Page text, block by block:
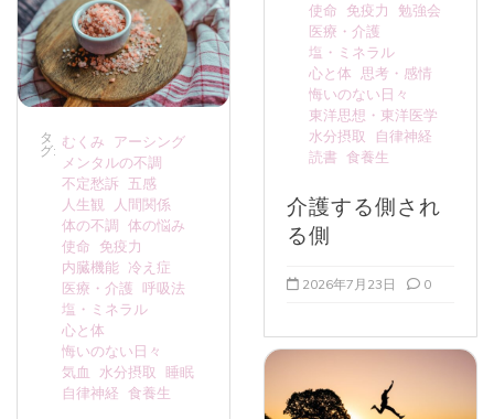
タ
グ:
むくみ
アーシング
メンタルの不調
不定愁訴
五感
人生観
人間関係
体の不調 体の悩み
使命
免疫力
内臓機能 冷え症
医療・介護 呼吸法
塩・ミネラル
心と体
悔いのない日々
気血
水分摂取
睡眠
自律神経 食養生
使命
免疫力
勉強会
医療・介護
塩・ミネラル
心と体 思考・感情
悔いのない日々
東洋思想・東洋医学
水分摂取
自律神経
読書 食養生
介護する側され
る側
2026年7月23日 0